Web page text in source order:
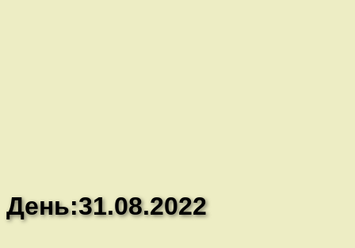
День:31.08.2022